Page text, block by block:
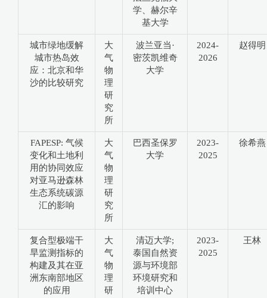
学、赫尔辛
基大学
城市绿地缓解
城市热岛效
应：北京和华
沙的比较研究
大
气
物
理
研
究
所
波兰亚当·
密茨凯维奇
大学
2024-
2026
赵得明
FAPESP: 气候
变化和土地利
用的协同效应
对亚马逊森林
生态系统碳源
汇的影响
大
气
物
理
研
究
所
巴西圣保罗
大学
2023-
2025
徐希燕
复合型极端干
旱监测指标的
构建及其在亚
洲东南部地区
的应用
大
气
物
理
研
清迈大学;
泰国自然资
源与环境部
环境研究和
培训中心
2023-
2025
王林